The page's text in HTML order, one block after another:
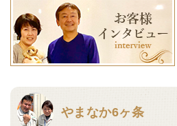
やまなか6ヶ条